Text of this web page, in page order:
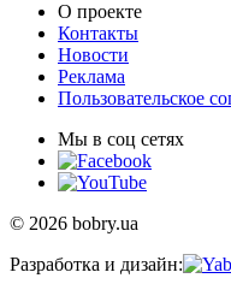
О проекте
Контакты
Новости
Реклама
Пользовательское
Мы в соц сетях
© 2026 bobry.ua
Разработка и дизайн: